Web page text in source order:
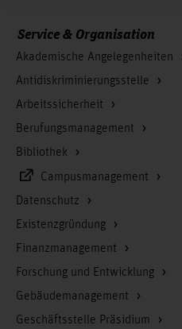
Service & Organisation
Akademische Angelegenheiten
Antidiskriminierungsstelle
Arbeitssicherheit
Berufungsmanagement
Bibliothek
Campusmanagement
Datenschutz
Existenzgründung
Finanzmanagement
Forschung und Entwicklung
Gebäudemanagement
Geschäftsstelle Präsidium